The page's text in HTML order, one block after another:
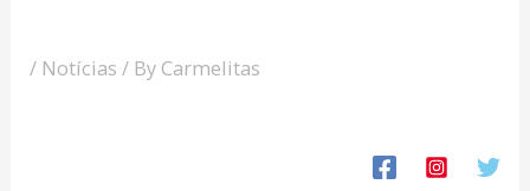
/ Notícias / By Carmelitas